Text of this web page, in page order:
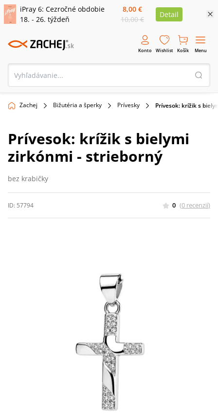
iPray 6: Cezročné obdobie
18. - 26. týždeň
8,00 €
10,00 €
Detail
Konto Wishlist Košík Menu
Zachej Bižutéria a šperky Prívesky Prívesok: krížik s
Prívesok: krížik s bielymi
zirkónmi - strieborný
bez krabičky
ID: 57794 0 (0 recenzií)